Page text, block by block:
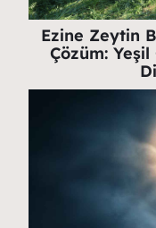
Ezine Zeytin
Çözüm: